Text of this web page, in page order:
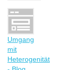
Umgang
mit
Heterogenität